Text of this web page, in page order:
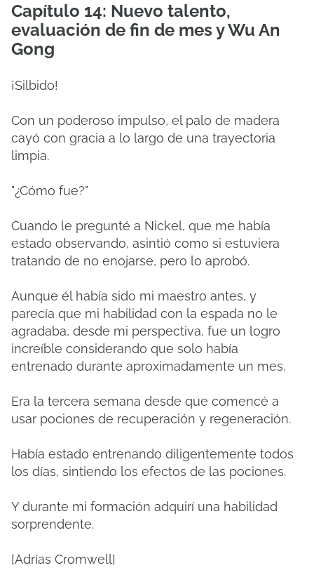
Capítulo 14: Nuevo talento,
evaluación de fin de mes y Wu An
Gong
¡Silbido!
Con un poderoso impulso, el palo de madera
cayó con gracia a lo largo de una trayectoria
limpia.
"¿Cómo fue?"
Cuando le pregunté a Nickel, que me había
estado observando, asintió como si estuviera
tratando de no enojarse, pero lo aprobó.
Aunque él había sido mi maestro antes, y
parecía que mi habilidad con la espada no le
agradaba, desde mi perspectiva, fue un logro
increíble considerando que solo había
entrenado durante aproximadamente un mes.
Era la tercera semana desde que comencé a
usar pociones de recuperación y regeneración.
Había estado entrenando diligentemente todos
los días, sintiendo los efectos de las pociones.
Y durante mi formación adquirí una habilidad
sorprendente.
[Adrías Cromwell]